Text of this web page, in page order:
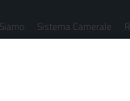
Sistema Camerale